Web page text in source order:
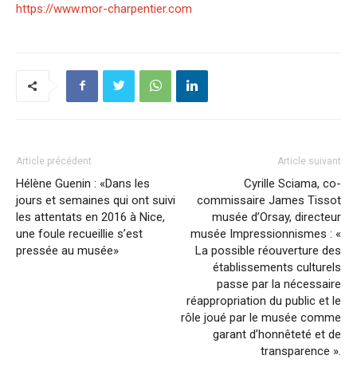
https://www.mor-charpentier.com
Article précédent
Hélène Guenin : «Dans les
jours et semaines qui ont suivi
les attentats en 2016 à Nice,
une foule recueillie s’est
pressée au musée»
Article suivant
Cyrille Sciama, co-
commissaire James Tissot
musée d’Orsay, directeur
musée Impressionnismes : «
La possible réouverture des
établissements culturels
passe par la nécessaire
réappropriation du public et le
rôle joué par le musée comme
garant d’honnêteté et de
transparence ».